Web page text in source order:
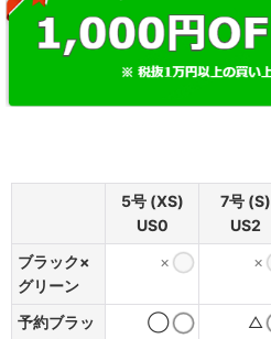
5号 (XS)
US0
7号 (S)
US2
ブラック×
グリーン
× ×
予約ブラッ
◯ △